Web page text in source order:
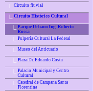
Circuito fluvial
Circuito Histórico Cultural
Parque Urbano Ing. Roberto
Rocca
Pulpería Cultural La Federal
Museo del Anticuario
Plaza Dr. Eduardo Costa
Palacio Municipal y Centro
Cultural
Catedral de Campana Santa
Florentina